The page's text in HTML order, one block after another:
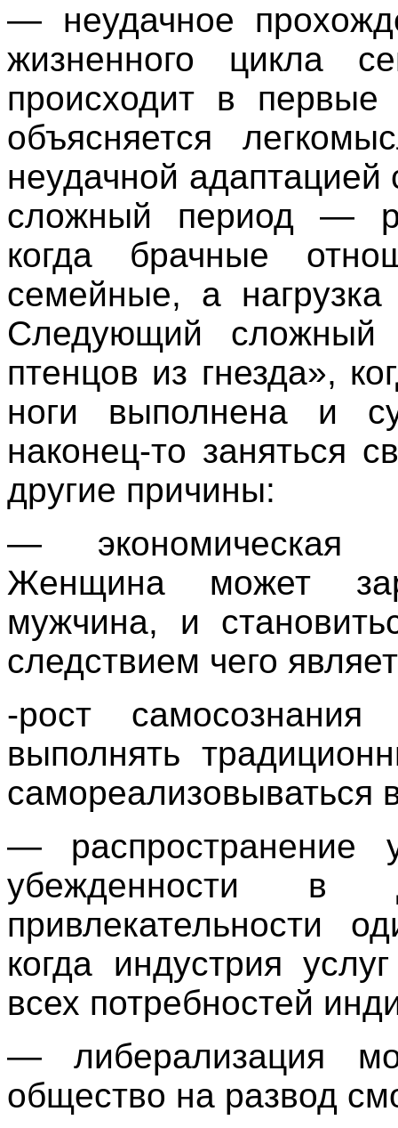
— неудачное
жизненного цикла
происходит в
объясняется
неудачной адаптацией
сложный период —
когда брачные
семейные, а
Следующий
птенцов из гнезда»,
ноги выполнена и
наконец-то заняться
другие причины:
— экономическая
Женщина может
мужчина, и
следствием чего
-рост
выполнять
самореализовываться
— распространение
убежденности в
привлекательности
когда индустрия
всех потребностей
— либерализация
общество на развод